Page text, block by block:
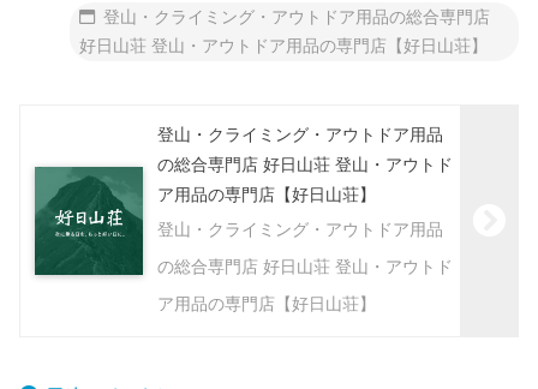
登山・クライミング・アウトドア用品の総合専門店
好日山荘 登山・アウトドア用品の専門店【好日山荘】
登山・クライミング・アウトドア用品
の総合専門店 好日山荘 登山・アウトド
ア用品の専門店【好日山荘】
登山・クライミング・アウトドア用品
の総合専門店 好日山荘 登山・アウトド
ア用品の専門店【好日山荘】